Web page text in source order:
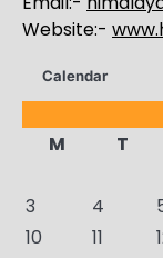
Website:-
Calendar
M
T
3
4
10
11